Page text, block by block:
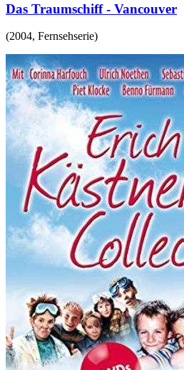
Das Traumschiff - Vancouver
(2004, Fernsehserie)